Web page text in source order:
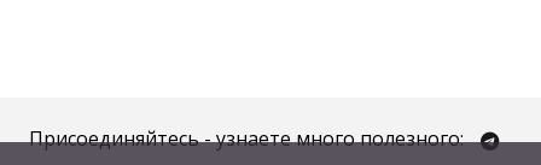
Присоединяйтесь - узнаете много полезного: